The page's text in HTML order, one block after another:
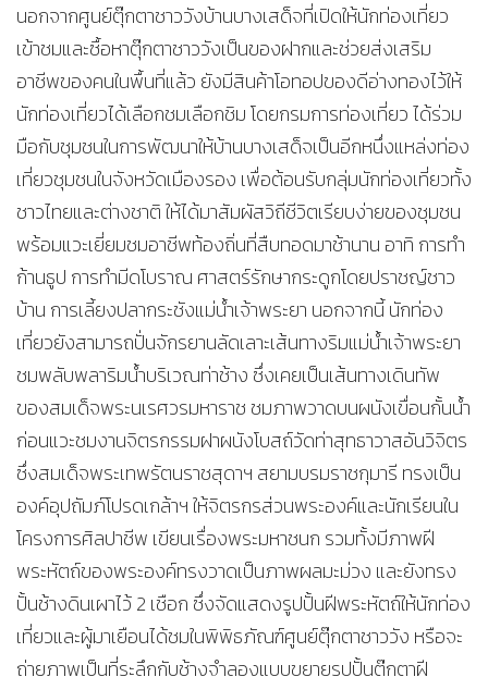
นอกจากศูนย์ตุ๊กตาชาววังบ้านบางเสด็จที่เปิดให้นักท่องเที่ยว
เข้าชมและซื้อหาตุ๊กตาชาววังเป็นของฝากและช่วยส่งเสริม
อาชีพของคนในพื้นที่แล้ว ยังมีสินค้าโอทอปของดีอ่างทองไว้ให้
นักท่องเที่ยวได้เลือกชมเลือกชิม โดยกรมการท่องเที่ยว ได้ร่วม
มือกับชุมชนในการพัฒนาให้บ้านบางเสด็จเป็นอีกหนึ่งแหล่งท่อง
เที่ยวชุมชนในจังหวัดเมืองรอง เพื่อต้อนรับกลุ่มนักท่องเที่ยวทั้ง
ชาวไทยและต่างชาติ ให้ได้มาสัมผัสวิถีชีวิตเรียบง่ายของชุมชน
พร้อมแวะเยี่ยมชมอาชีพท้องถิ่นที่สืบทอดมาช้านาน อาทิ การทำ
ก้านธูป การทำมีดโบราณ ศาสตร์รักษากระดูกโดยปราชญ์ชาว
บ้าน การเลี้ยงปลากระชังแม่น้ำเจ้าพระยา นอกจากนี้ นักท่อง
เที่ยวยังสามารถปั่นจักรยานลัดเลาะเส้นทางริมแม่น้ำเจ้าพระยา
ชมพลับพลาริมน้ำบริเวณท่าช้าง ซึ่งเคยเป็นเส้นทางเดินทัพ
ของสมเด็จพระนเรศวรมหาราช ชมภาพวาดบนผนังเขื่อนกั้นน้ำ
ก่อนแวะชมงานจิตรกรรมฝาผนังโบสถ์วัดท่าสุทธาวาสอันวิจิตร
ซึ่งสมเด็จพระเทพรัตนราชสุดาฯ สยามบรมราชกุมารี ทรงเป็น
องค์อุปถัมภ์โปรดเกล้าฯ ให้จิตรกรส่วนพระองค์และนักเรียนใน
โครงการศิลปาชีพ เขียนเรื่องพระมหาชนก รวมทั้งมีภาพฝี
พระหัตถ์ของพระองค์ทรงวาดเป็นภาพผลมะม่วง และยังทรง
ปั้นช้างดินเผาไว้ 2 เชือก ซึ่งจัดแสดงรูปปั้นฝีพระหัตถ์ให้นักท่อง
เที่ยวและผู้มาเยือนได้ชมในพิพิธภัณฑ์ศูนย์ตุ๊กตาชาววัง หรือจะ
ถ่ายภาพเป็นที่ระลึกกับช้างจำลองแบบขยายรูปปั้นตุ๊กตาฝี